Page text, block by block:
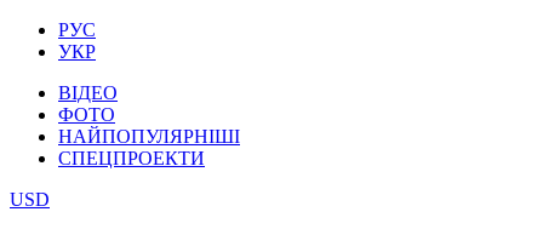
РУС
УКР
ВІДЕО
ФОТО
НАЙПОПУЛЯРНІШІ
СПЕЦПРОЕКТИ
USD